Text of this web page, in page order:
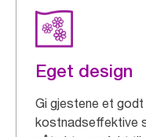
Eget design
Gi gjestene et godt
kostnadseffektive